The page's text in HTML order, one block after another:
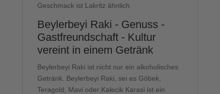
Geschmack ist Lakritz ähnlich.
Beylerbeyi Raki - Genuss -
Gastfreundschaft - Kultur
vereint in einem Getränk
Beylerbeyi Raki ist nicht nur ein alkoholisches
Getränk. Beylerbeyi Raki, sei es Göbek,
Teragold, Mavi oder Kalecik Karasi ist ein